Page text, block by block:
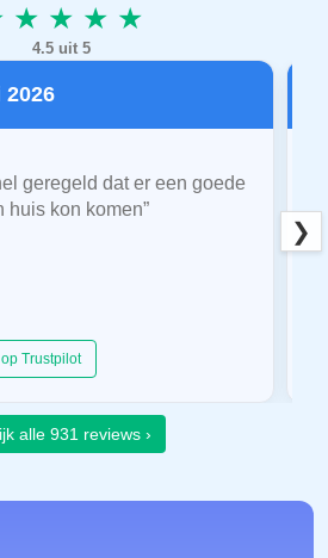
★ ★ ★ ★
4.5 uit 5
2026
geregeld dat er een goede
huis kon komen”
Trustpilot
❯
alle 931 reviews ›